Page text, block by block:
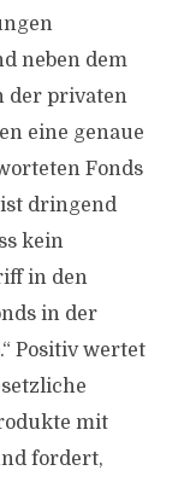
neben dem
der privaten
eine genaue
Fonds
dringend
kein
in den
in der
Positiv wertet
mit
fordert,